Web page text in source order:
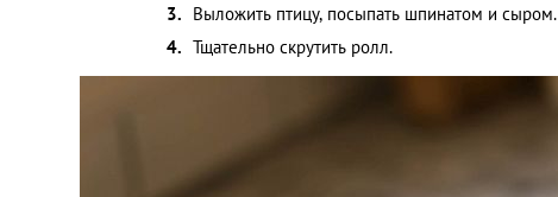
Выложить птицу, посыпать шпинатом и сыром.
Тщательно скрутить ролл.